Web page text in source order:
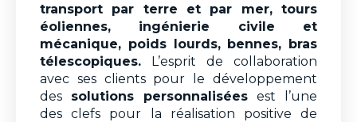
transport par terre et par mer, tours
éoliennes, ingénierie civile et
mécanique, poids lourds, bennes, bras
télescopiques. L’esprit de collaboration
avec ses clients pour le développement
des solutions personnalisées est l’une
des clefs pour la réalisation positive de